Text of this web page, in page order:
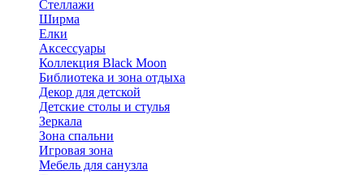
Стеллажи
Ширма
Елки
Аксессуары
Коллекция Black Moon
Библиотека и зона отдыха
Декор для детской
Детские столы и стулья
Зеркала
Зона спальни
Игровая зона
Мебель для санузла